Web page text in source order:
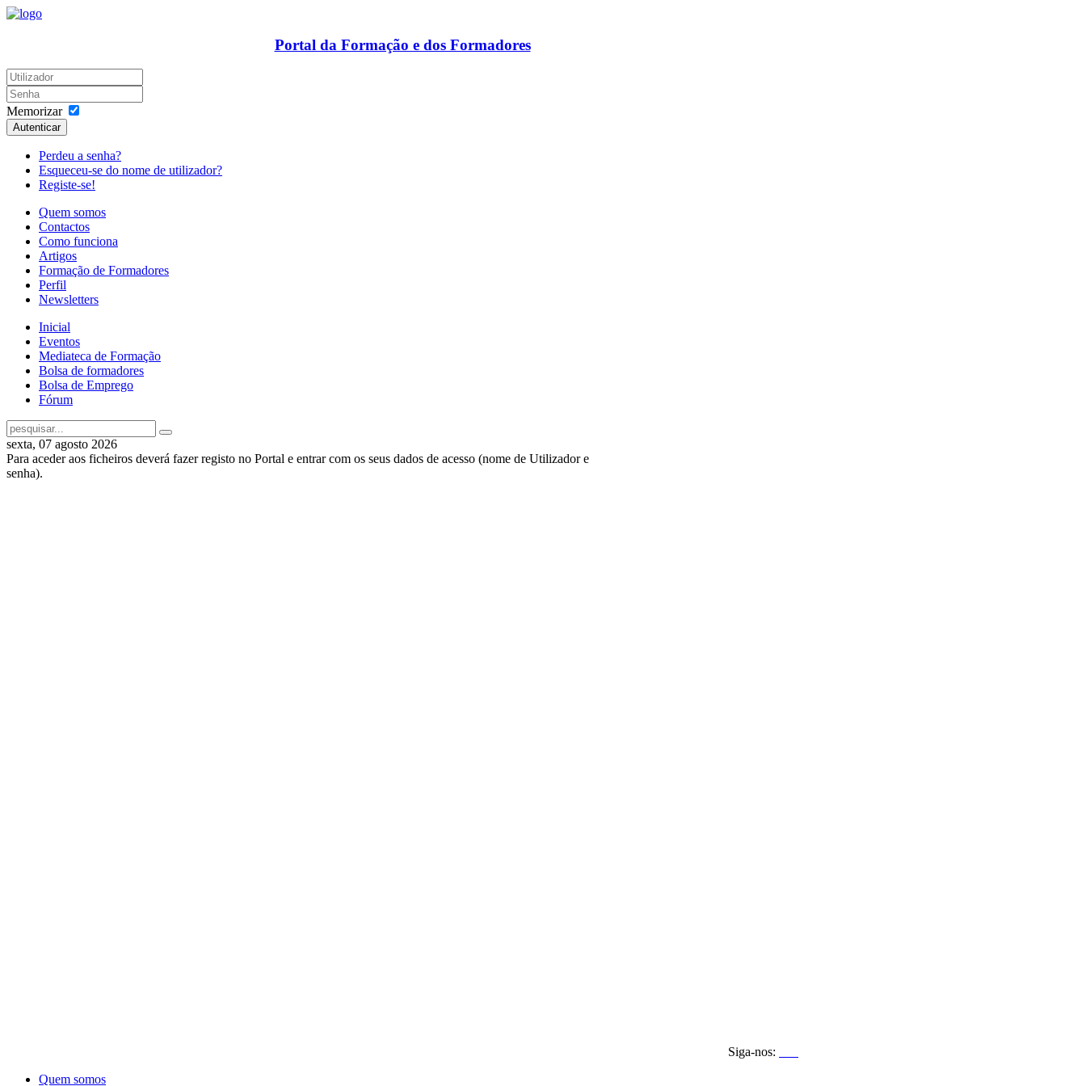
Portal da Formação e dos Formadores
Memorizar
Autenticar
Perdeu a senha?
Esqueceu-se do nome de utilizador?
Registe-se!
Quem somos
Contactos
Como funciona
Artigos
Formação de Formadores
Perfil
Newsletters
Inicial
Eventos
Mediateca de Formação
Bolsa de formadores
Bolsa de Emprego
Fórum
sexta, 07 agosto 2026
Para aceder aos ficheiros deverá fazer registo no Portal e entrar com os seus dados de acesso (nome de Utilizador e
senha).
Siga-nos:
Quem somos